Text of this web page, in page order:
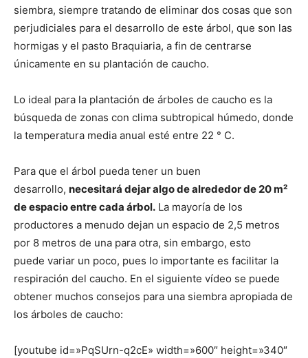
siembra, siempre tratando de eliminar dos cosas que son
perjudiciales para el desarrollo de este árbol, que son las
hormigas y el pasto Braquiaria, a fin de centrarse
únicamente en su plantación de caucho.
Lo ideal para la plantación de árboles de caucho es la
búsqueda de zonas con clima subtropical húmedo, donde
la temperatura media anual esté entre 22 ° C.
Para que el árbol pueda tener un buen
desarrollo, necesitará dejar algo de alrededor de 20 m²
de espacio entre cada árbol. La mayoría de los
productores a menudo dejan un espacio de 2,5 metros
por 8 metros de una para otra, sin embargo, esto
puede variar un poco, pues lo importante es facilitar la
respiración del caucho. En el siguiente vídeo se puede
obtener muchos consejos para una siembra apropiada de
los árboles de caucho:
[youtube id=»PqSUrn-q2cE» width=»600″ height=»340″